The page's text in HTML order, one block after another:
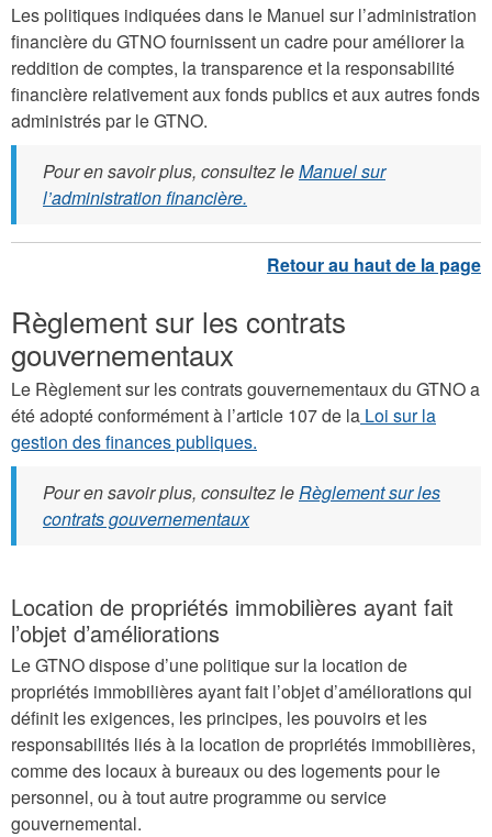
Les politiques indiquées dans le Manuel sur l’administration
financière du GTNO fournissent un cadre pour améliorer la
reddition de comptes, la transparence et la responsabilité
financière relativement aux fonds publics et aux autres fonds
administrés par le GTNO.
Pour en savoir plus, consultez leManuel sur
l’administration financière.
Règlement sur les contrats
gouvernementaux
Le Règlement sur les contrats gouvernementaux du GTNO a
été adopté conformément à l’article 107 de la Loi sur la
gestion des finances publiques.
Pour en savoir plus, consultez leRèglement sur les
contrats gouvernementaux
Location de propriétés immobilières ayant fait
l’objet d’améliorations
Le GTNO dispose d’une politique sur la location de
propriétés immobilières ayant fait l’objet d’améliorations qui
définit les exigences, les principes, les pouvoirs et les
responsabilités liés à la location de propriétés immobilières,
comme des locaux à bureaux ou des logements pour le
personnel, ou à tout autre programme ou service
gouvernemental.